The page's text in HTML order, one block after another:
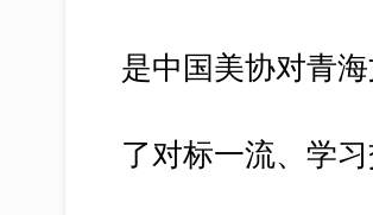
是中国美协对青
了对标一流、学